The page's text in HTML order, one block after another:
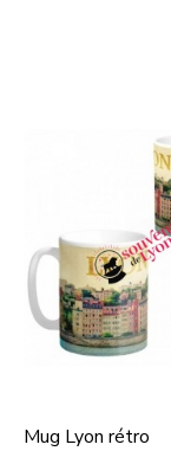
Mug Lyon rétro